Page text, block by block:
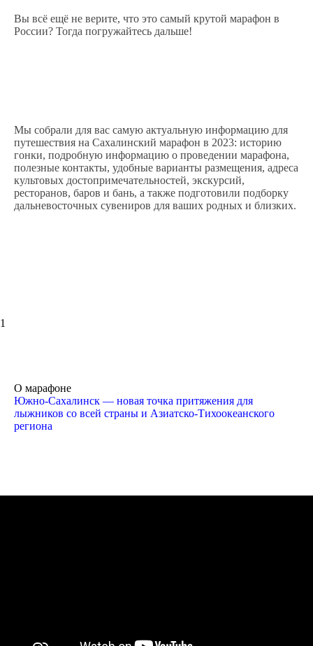
Вы всё ещё не верите, что это самый крутой марафон в
России? Тогда погружайтесь дальше!
Мы собрали для вас самую актуальную информацию для
путешествия на Сахалинский марафон в 2023: историю
гонки, подробную информацию о проведении марафона,
полезные контакты, удобные варианты размещения, адреса
культовых достопримечательностей, экскурсий,
ресторанов, баров и бань, а также подготовили подборку
дальневосточных сувениров для ваших родных и близких.
1
О марафоне
Южно-Сахалинск — новая точка притяжения для
лыжников со всей страны и Азиатско-Тихоокеанского
региона